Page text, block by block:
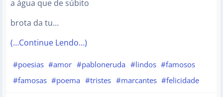
a água que de súbito
brota da tu…
(…Continue Lendo…)
#poesias #amor #pabloneruda #lindos #famosos
#famosas #poema #tristes #marcantes #felicidade